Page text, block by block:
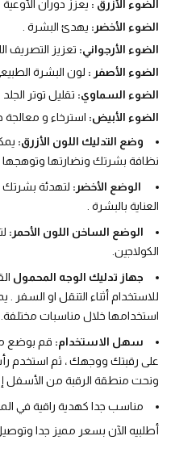
الضوء الأزرق : يعزز دوران
الضوء الأخضر: يهدئ البشرة .
الضوء الأرجواني: تعزيز التصريف
الضوء الأصفر : لون البشرة
الضوء السماوي: تقليل توتر
الضوء الأبيض: استرخاء و معالجة
وضع التدليك اللون الأزرق:
نظافة بشرتك ونضارتها وتوهجها .
الوضع الأخضر: لتهدئة
العناية بالبشرة .
الوضع الساخن اللون الأحمر:
الكولاجين.
جهاز تدليك الوجه المحمول
للاستخدام أثناء التنقل او السفر
استخدامها خلال مناسبات مختلفة.
سهل الاستخدام: قم بوضع
على رقبتك ووجهك ، ثم استخدم
ونحت منطقة الرقبة من الأسفل
مناسب جدا كهدية راقية في
أطلبيه الآن بسعر مميز جدا